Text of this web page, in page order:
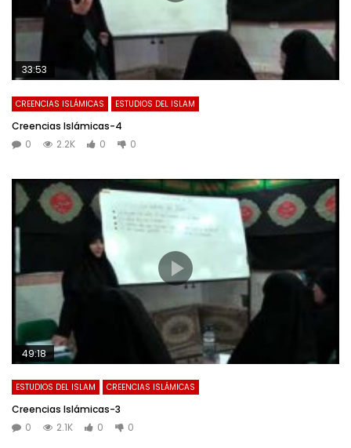
33:53
CREENCIAS ISLÁMICAS ESTUDIOS DEL ISLAM
Creencias Islámicas-4
0
2.2K 0 0
49:18
ESTUDIOS DEL ISLAM CREENCIAS ISLÁMICAS
Creencias Islámicas-3
0
2.1K 0 0